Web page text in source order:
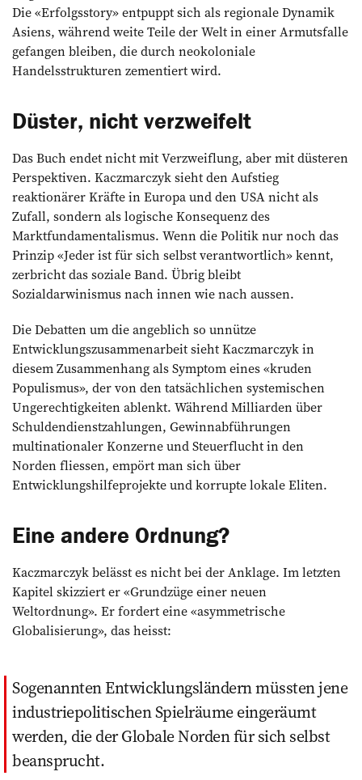
Die «Erfolgsstory» entpuppt sich als regionale Dynamik
Asiens, während weite Teile der Welt in einer Armutsfalle
gefangen bleiben, die durch neokoloniale
Handelsstrukturen zementiert wird.
Düster, nicht verzweifelt
Das Buch endet nicht mit Verzweiflung, aber mit düsteren
Perspektiven. Kaczmarczyk sieht den Aufstieg
reaktionärer Kräfte in Europa und den USA nicht als
Zufall, sondern als logische Konsequenz des
Marktfundamentalismus. Wenn die Politik nur noch das
Prinzip «Jeder ist für sich selbst verantwortlich» kennt,
zerbricht das soziale Band. Übrig bleibt
Sozialdarwinismus nach innen wie nach aussen.
Die Debatten um die angeblich so unnütze
Entwicklungszusammenarbeit sieht Kaczmarczyk in
diesem Zusammenhang als Symptom eines «kruden
Populismus», der von den tatsächlichen systemischen
Ungerechtigkeiten ablenkt. Während Milliarden über
Schuldendienstzahlungen, Gewinnabführungen
multinationaler Konzerne und Steuerflucht in den
Norden fliessen, empört man sich über
Entwicklungshilfeprojekte und korrupte lokale Eliten.
Eine andere Ordnung?
Kaczmarczyk belässt es nicht bei der Anklage. Im letzten
Kapitel skizziert er «Grundzüge einer neuen
Weltordnung». Er fordert eine «asymmetrische
Globalisierung», das heisst:
Sogenannten Entwicklungsländern müssten jene
industriepolitischen Spielräume eingeräumt
werden, die der Globale Norden für sich selbst
beansprucht.